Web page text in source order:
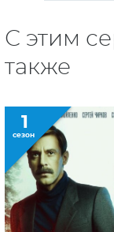
С этим
также
1
сезон